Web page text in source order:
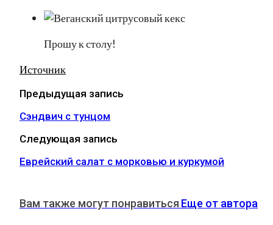
Прошу к столу!
Источник
Предыдущая запись
Сэндвич с тунцом
Следующая запись
Еврейский салат с морковью и куркумой
Вам также могут понравиться Еще от автора